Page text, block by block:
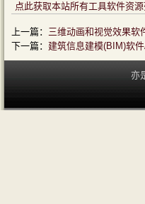
点此获取本站所有工具软件资
上一篇： 三维动画和视觉效果软
下一篇： 建筑信息建模(BIM)软
亦